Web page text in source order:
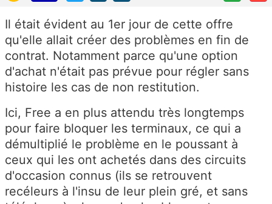
Il était évident au 1er jour de cette offre
qu'elle allait créer des problèmes en fin de
contrat. Notamment parce qu'une option
d'achat n'était pas prévue pour régler sans
histoire les cas de non restitution.
Ici, Free a en plus attendu très longtemps
pour faire bloquer les terminaux, ce qui a
démultiplié le problème en le poussant à
ceux qui les ont achetés dans des circuits
d'occasion connus (ils se retrouvent
recéleurs à l'insu de leur plein gré, et sans